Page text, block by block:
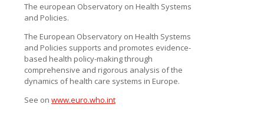
The european Observatory on Health Systems
and Policies.
The European Observatory on Health Systems
and Policies supports and promotes evidence-
based health policy-making through
comprehensive and rigorous analysis of the
dynamics of health care systems in Europe.
See on www.euro.who.int